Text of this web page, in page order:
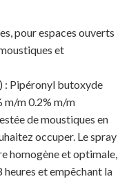
pour espaces ouverts
et
: Pipéronyl butoxyde
m/m 0.2% m/m
de moustiques en
occuper. Le spray
homogène et optimale,
heures et empêchant la